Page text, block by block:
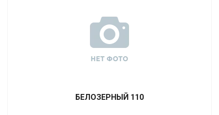
БЕЛОЗЕРНЫЙ 110